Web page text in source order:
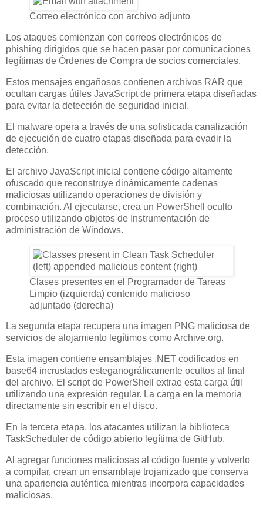
Correo electrónico con archivo adjunto
Los ataques comienzan con correos electrónicos de
phishing dirigidos que se hacen pasar por comunicaciones
legítimas de Órdenes de Compra de socios comerciales.
Estos mensajes engañosos contienen archivos RAR que
ocultan cargas útiles JavaScript de primera etapa diseñadas
para evitar la detección de seguridad inicial.
El malware opera a través de una sofisticada canalización
de ejecución de cuatro etapas diseñada para evadir la
detección.
El archivo JavaScript inicial contiene código altamente
ofuscado que reconstruye dinámicamente cadenas
maliciosas utilizando operaciones de división y
combinación. Al ejecutarse, crea un PowerShell oculto
proceso utilizando objetos de Instrumentación de
administración de Windows.
Clases presentes en el Programador de Tareas
Limpio (izquierda) contenido malicioso
adjuntado (derecha)
La segunda etapa recupera una imagen PNG maliciosa de
servicios de alojamiento legítimos como Archive.org.
Esta imagen contiene ensamblajes .NET codificados en
base64 incrustados esteganográficamente ocultos al final
del archivo. El script de PowerShell extrae esta carga útil
utilizando una expresión regular. La carga en la memoria
directamente sin escribir en el disco.
En la tercera etapa, los atacantes utilizan la biblioteca
TaskScheduler de código abierto legítima de GitHub.
Al agregar funciones maliciosas al código fuente y volverlo
a compilar, crean un ensamblaje trojanizado que conserva
una apariencia auténtica mientras incorpora capacidades
maliciosas.